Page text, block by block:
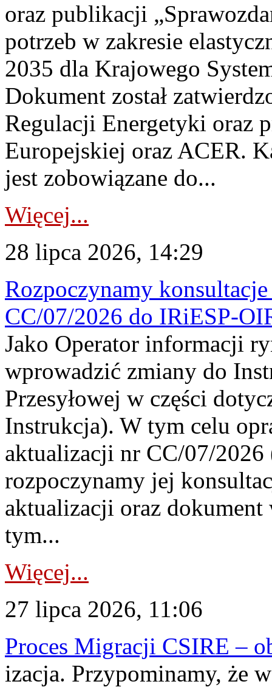
oraz publikacji
potrzeb w zakresie
2035 dla Krajowego
Dokument został
Regulacji Energetyki oraz
Europejskiej oraz ACER.
jest zobowiązane do...
Więcej...
28 lipca 2026, 14:29
Rozpoczynamy
CC/07/2026 do IRiESP-
Jako Operator informacji
wprowadzić zmiany do
Przesyłowej w części
Instrukcja). W tym celu
aktualizacji nr CC/07/
rozpoczynamy jej
aktualizacji oraz
tym...
Więcej...
27 lipca 2026, 11:06
Proces Migracji CSIRE –
izacja. Przypominamy, że